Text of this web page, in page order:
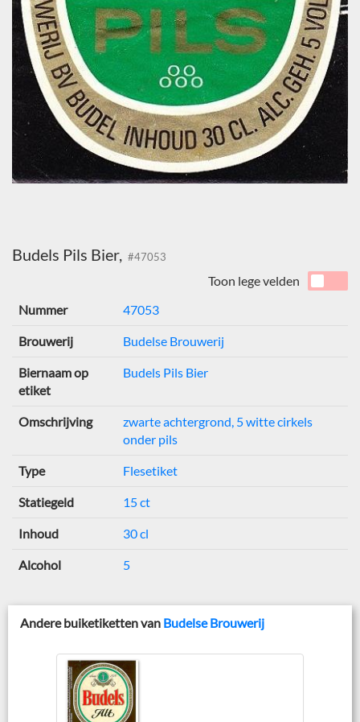
Budels Pils Bier, #47053
Toon lege velden
Nummer
47053
Brouwerij Budelse Brouwerij
Biernaam op
etiket
Budels Pils Bier
Omschrijving
zwarte achtergrond, 5 witte cirkels
onder pils
Type Flesetiket
Statiegeld 15 ct
Inhoud 30 cl
Alcohol 5
Andere buiketiketten van Budelse Brouwerij